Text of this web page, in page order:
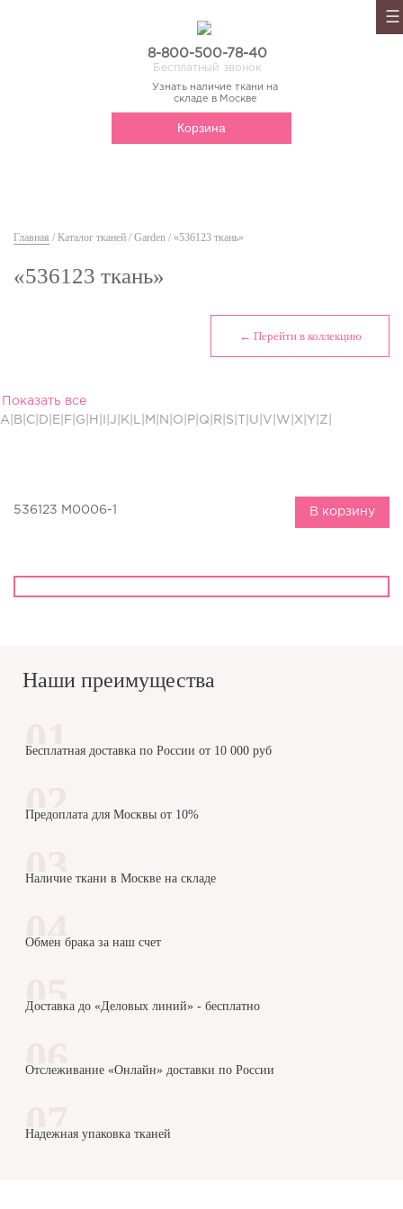
8-800-500-78-40
Бесплатный звонок
Узнать наличие ткани на
складе в Москве
Корзина
Главная / Каталог тканей / Garden / «536123 ткань»
«536123 ткань»
← Перейти в коллекцию
Показать все
A|B|C|D|E|F|G|H|I|J|K|L|M|N|O|P|Q|R|S|T|U|V|W|X|Y|Z|
536123 M0006-1 В корзину
Наши преимущества
Бесплатная доставка по России от 10 000 руб
Предоплата для Москвы от 10%
Наличие ткани в Москве на складе
Обмен брака за наш счет
Доставка до «Деловых линий» - бесплатно
Отслеживание «Онлайн» доставки по России
Надежная упаковка тканей